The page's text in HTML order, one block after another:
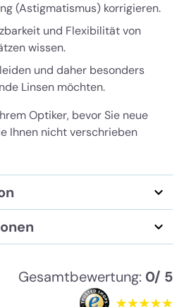
(Astigmatismus) korrigieren.
und Flexibilität von
wissen.
und daher besonders
Linsen möchten.
Optiker, bevor Sie neue
Ihnen nicht verschrieben
Gesamtbewertung: 0/ 5